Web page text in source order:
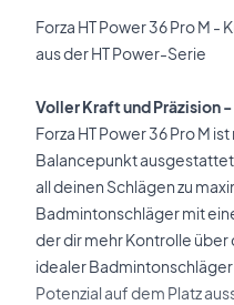
Forza HT Power 36 Pro M
aus der HT Power-Serie
Voller Kraft und Präzision -
Forza HT Power 36 Pro M
Balancepunkt
all deinen Schlägen zu
Badmintonschläger mit
der dir mehr Kontrolle über
idealer
Potenzial auf dem Platz